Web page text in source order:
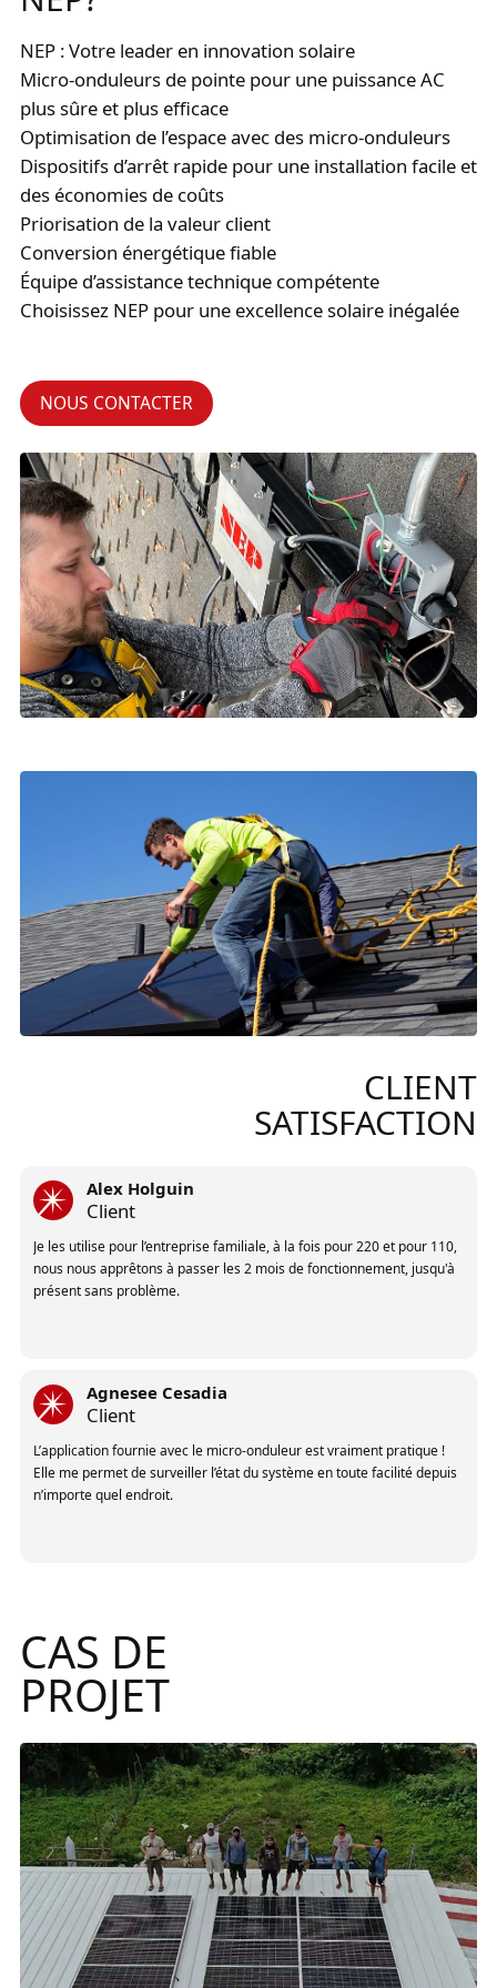
NEP : Votre leader en innovation solaire
Micro-onduleurs de pointe pour une puissance AC
plus sûre et plus efficace
Optimisation de l’espace avec des micro-onduleurs
Dispositifs d’arrêt rapide pour une installation facile et
des économies de coûts
Priorisation de la valeur client
Conversion énergétique fiable
Équipe d’assistance technique compétente
Choisissez NEP pour une excellence solaire inégalée
NOUS CONTACTER
CLIENT
SATISFACTION
Agnesee Cesadia
Client
L’application fournie avec le micro-onduleur est vraiment pratique !
Elle me permet de surveiller l’état du système en toute facilité depuis
n’importe quel endroit.
Enzo Barre
Depuis l’installation de l'onduleur de stockage énergétique NEP, celui-
ci a été décisif pour la réduction de notre consommation d’énergie à
la maison, ce qui nous a fait réaliser de grandes économies !
Mauriclo Egremy
Client
Ils sont relativement nouveaux, 5 ans d’ancienneté et en
Alex Holguin
Client
Je les utilise pour l’entreprise familiale, à la fois pour 220 et pour 110,
nous nous apprêtons à passer les 2 mois de fonctionnement, jusqu'à
présent sans problème.
Agnesee Cesadia
Client
L’application fournie avec le micro-onduleur est vraiment pratique !
Elle me permet de surveiller l’état du système en toute facilité depuis
n’importe quel endroit.
Depuis l’installation de l'onduleur de stockage énergétique NEP, celui-
ci a été décisif pour la réduction de notre consommation d’énergie à
la maison, ce qui nous a fait réaliser de grandes économies !
Mauriclo Egremy
Client
Ils sont relativement nouveaux, 5 ans d’ancienneté et en
fonctionnement.
CAS DE
PROJET